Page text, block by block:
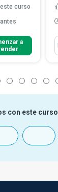
curso
a
con este curso